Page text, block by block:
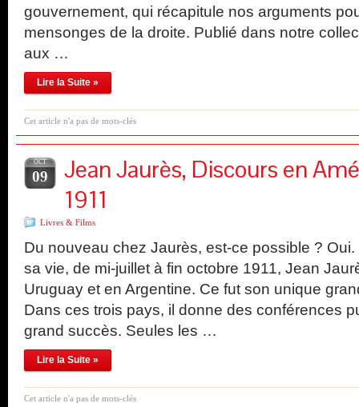
gouvernement, qui récapitule nos arguments
mensonges de la droite. Publié dans notre
aux …
Lire la Suite »
Cet article n'a pas de mots-clés
OCT
09
Jean Jaurès, Discours en
1911
Livres & Films
Du nouveau chez Jaurès, est-ce possible ?
sa vie, de mi-juillet à fin octobre 1911, Jean
Uruguay et en Argentine. Ce fut son unique
Dans ces trois pays, il donne des conférences
grand succès. Seules les …
Lire la Suite »
Cet article n'a pas de mots-clés